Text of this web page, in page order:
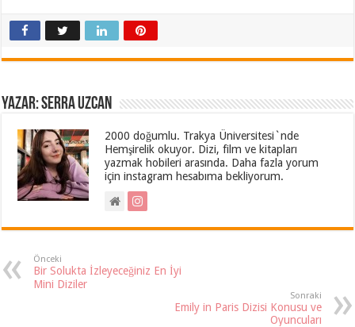
Yazar: Serra Uzcan
2000 doğumlu. Trakya Üniversitesi`nde
Hemşirelik okuyor. Dizi, film ve kitapları
yazmak hobileri arasında. Daha fazla yorum
için instagram hesabıma bekliyorum.
Önceki
Bir Solukta İzleyeceğiniz En İyi
Mini Diziler
Sonraki
Emily in Paris Dizisi Konusu ve
Oyuncuları